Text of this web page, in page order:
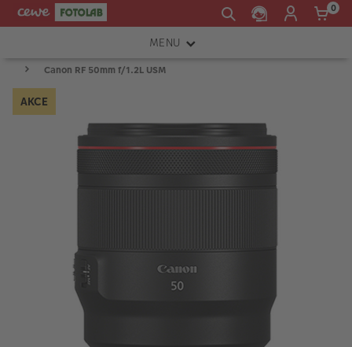
0
MENU
FOTOAPARÁTY
OBJEKTIVY
PŘÍSLUŠENSTVÍ
Canon RF 50mm f/1.2L USM
AKCE